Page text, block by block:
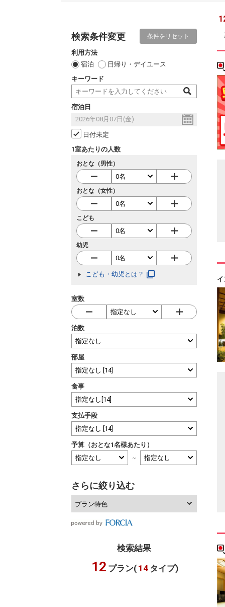
検索条件変更 条件をリセット
利用方法
宿泊
日帰り・デイユース
キーワード
宿泊日
日付未定
1室あたりの人数
おとな（男性）
おとな（女性）
こども
幼児
こども・幼児とは？
室数
泊数
部屋
食事
支払手段
予算（おとな1名様あたり）
～
さらに絞り込む
プラン特色
検索結果
12 プラン( 14 タイプ)